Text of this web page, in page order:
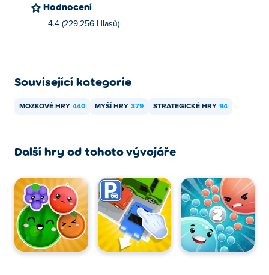
Hodnocení
4.4 (229,256 Hlasů)
Související kategorie
MOZKOVÉ HRY 440 MYŠÍ HRY 379 STRATEGICKÉ HRY 94
Další hry od tohoto vývojáře